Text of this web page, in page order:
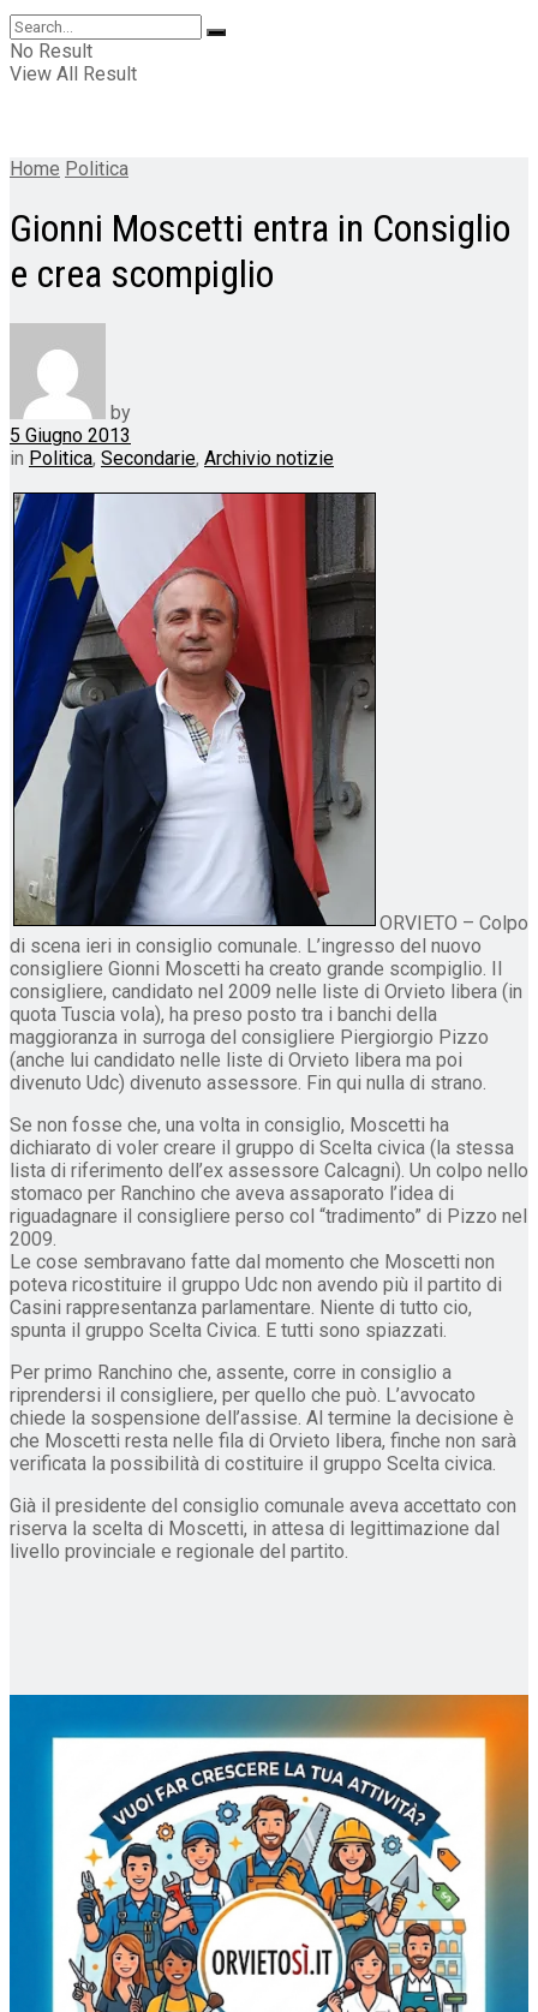
No Result
View All Result
Home Politica
Gionni Moscetti entra in Consiglio
e crea scompiglio
by
5 Giugno 2013
in Politica, Secondarie, Archivio notizie
ORVIETO – Colpo
di scena ieri in consiglio comunale. L’ingresso del nuovo
consigliere Gionni Moscetti ha creato grande scompiglio. Il
consigliere, candidato nel 2009 nelle liste di Orvieto libera (in
quota Tuscia vola), ha preso posto tra i banchi della
maggioranza in surroga del consigliere Piergiorgio Pizzo
(anche lui candidato nelle liste di Orvieto libera ma poi
divenuto Udc) divenuto assessore. Fin qui nulla di strano.
Se non fosse che, una volta in consiglio, Moscetti ha
dichiarato di voler creare il gruppo di Scelta civica (la stessa
lista di riferimento dell’ex assessore Calcagni). Un colpo nello
stomaco per Ranchino che aveva assaporato l’idea di
riguadagnare il consigliere perso col “tradimento” di Pizzo nel
2009.
Le cose sembravano fatte dal momento che Moscetti non
poteva ricostituire il gruppo Udc non avendo più il partito di
Casini rappresentanza parlamentare. Niente di tutto cio,
spunta il gruppo Scelta Civica. E tutti sono spiazzati.
Per primo Ranchino che, assente, corre in consiglio a
riprendersi il consigliere, per quello che può. L’avvocato
chiede la sospensione dell’assise. Al termine la decisione è
che Moscetti resta nelle fila di Orvieto libera, finche non sarà
verificata la possibilità di costituire il gruppo Scelta civica.
Già il presidente del consiglio comunale aveva accettato con
riserva la scelta di Moscetti, in attesa di legittimazione dal
livello provinciale e regionale del partito.